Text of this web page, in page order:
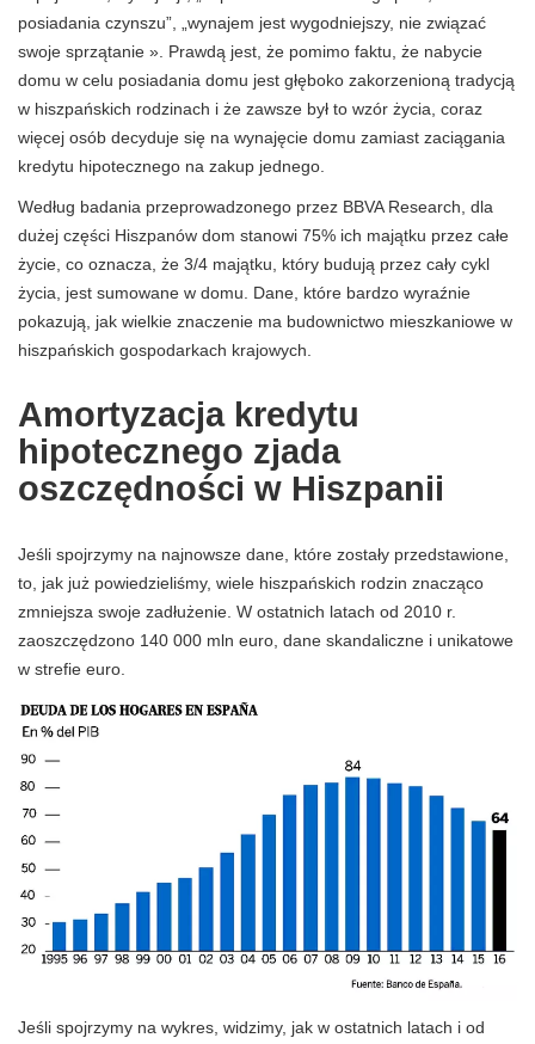
posiadania czynszu”, „wynajem jest wygodniejszy, nie związać
swoje sprzątanie ». Prawdą jest, że pomimo faktu, że nabycie
domu w celu posiadania domu jest głęboko zakorzenioną tradycją
w hiszpańskich rodzinach i że zawsze był to wzór życia, coraz
więcej osób decyduje się na wynajęcie domu zamiast zaciągania
kredytu hipotecznego na zakup jednego.
Według badania przeprowadzonego przez BBVA Research, dla
dużej części Hiszpanów dom stanowi 75% ich majątku przez całe
życie, co oznacza, że ​​3/4 majątku, który budują przez cały cykl
życia, jest sumowane w domu. Dane, które bardzo wyraźnie
pokazują, jak wielkie znaczenie ma budownictwo mieszkaniowe w
hiszpańskich gospodarkach krajowych.
Amortyzacja kredytu
hipotecznego zjada
oszczędności w Hiszpanii
Jeśli spojrzymy na najnowsze dane, które zostały przedstawione,
to, jak już powiedzieliśmy, wiele hiszpańskich rodzin znacząco
zmniejsza swoje zadłużenie. W ostatnich latach od 2010 r.
zaoszczędzono 140 000 mln euro, dane skandaliczne i unikatowe
w strefie euro.
Jeśli spojrzymy na wykres, widzimy, jak w ostatnich latach i od